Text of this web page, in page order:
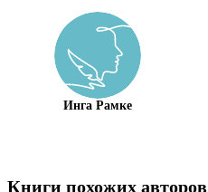
Инга Рамке
Книги похожих авторов